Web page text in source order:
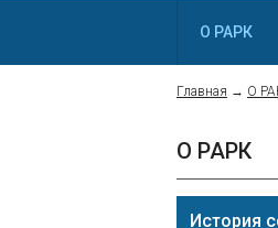
О РАРК
Главная → О
О РАРК
История